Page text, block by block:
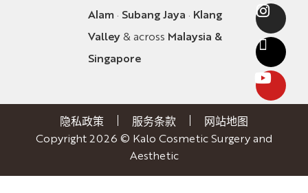
Alam· Subang Jaya · Klang
Valley& across Malaysia &
Singapore
Copyright 2026 © Kalo Cosmetic Surgery and
Aesthetic
隐私政策 服务条款 网站地图